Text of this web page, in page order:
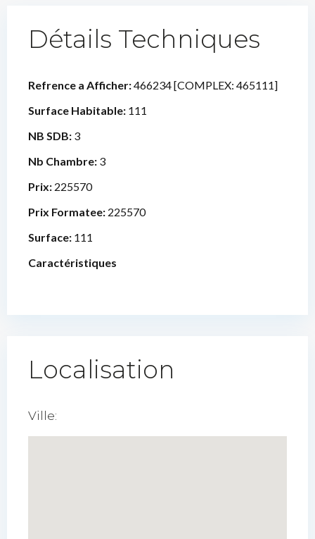
Détails Techniques
Refrence a Afficher:466234 [COMPLEX: 465111]
Surface Habitable: 111
NB SDB: 3
Nb Chambre: 3
Prix: 225570
Prix Formatee: 225570
Surface: 111
Caractéristiques
Localisation
Ville: